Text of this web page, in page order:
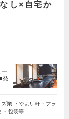
し×自宅か
ー
発
業 ・やよい軒・フラ
・包装等…